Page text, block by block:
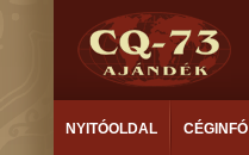
NYITÓOLDAL CÉGINFÓ